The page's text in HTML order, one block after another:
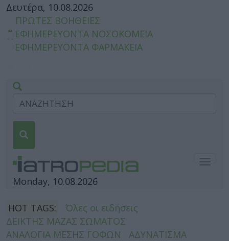
Δευτέρα, 10.08.2026
ΠΡΩΤΕΣ ΒΟΗΘΕΙΕΣ
ΕΦΗΜΕΡΕΥΟΝΤΑ ΝΟΣΟΚΟΜΕΙΑ
ΕΦΗΜΕΡΕΥΟΝΤΑ ΦΑΡΜΑΚΕΙΑ
Monday, 10.08.2026
HOT TAGS:
Όλες οι ειδήσεις
ΔΕΙΚΤΗΣ ΜΑΖΑΣ ΣΩΜΑΤΟΣ
ΑΝΑΛΟΓΙΑ ΜΕΣΗΣ ΓΟΦΩΝ
ΑΔΥΝΑΤΙΣΜΑ